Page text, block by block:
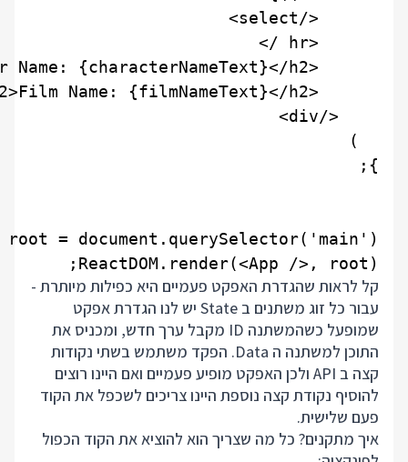
ReactDOM.render(<App />, root);
קל לראות שהגדרת האפקט פעמיים היא כפילות מיותרת -
עבור כל זוג משתנים ב State יש לנו הגדרת אפקט
שמופעל כשהמשתנה ID מקבל ערך חדש, ומכניס את
התוכן למשתנה ה Data. הפקד משתמש בשתי נקודות
קצה ב API ולכן האפקט מופיע פעמיים ואם היינו רוצים
להוסיף נקודת קצה נוספת היינו צריכים לשכפל את הקוד
פעם שלישית.
איך מתקנים? כל מה שצריך הוא להוציא את הקוד הכפול